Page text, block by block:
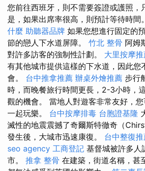
您前往西班牙，則不需要簽證或護照，
是，如果出席率很高，則預計等待時間
什麼 助聽器品牌 如果您想進行固定的
節的戀人下水道屏障。 竹北 整骨 阿姆
對許多訪客的強制性計劃。 大里按摩
有其他城市提供這樣的下水道，因此您
會。 台中推拿推薦 辦桌外燴推薦 步行
時，而晚餐旅行時間更長，2-3小時，
觀的機會。 當地人對遊客非常友好，
一起玩樂。 台中按摩排毒 台胞證基隆
滅性的地震震撼了奇爾斯特徹奇（
發生後，大城市迅速康復。 台中整復
seo agency 工商登記 基督城被許多人
市。 推拿 整骨 在建築，街道名稱，甚